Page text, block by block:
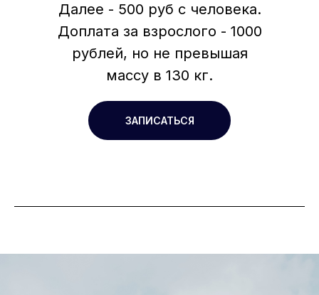
Далее - 500 руб с человека.
Доплата за взрослого - 1000
рублей, но не превышая
массу в 130 кг.
ЗАПИСАТЬСЯ